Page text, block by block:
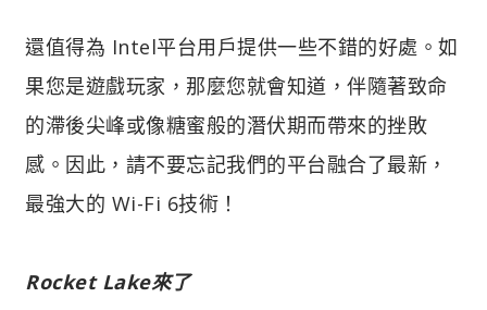
還值得為 Intel平台用戶提供一些不錯的好處。如
果您是遊戲玩家，那麼您就會知道，伴隨著致命
的滯後尖峰或像糖蜜般的潛伏期而帶來的挫敗
感。因此，請不要忘記我們的平台融合了最新，
最強大的 Wi-Fi 6技術！
Rocket Lake來了